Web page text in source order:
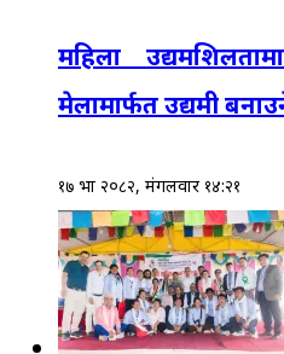
महिला
मेलामार्फत उद्यमी
१७ भाद्र २०८२, मंगलवार १४:२१